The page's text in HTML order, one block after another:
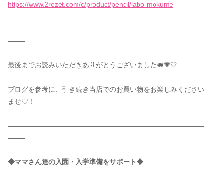
https://www.2rezet.com/c/product/pencil/labo-mokume
—————————————————————————————
——–
最後までお読みいただきありがとうございました🐖💗🤍
ブログを参考に、引き続き当店でのお買い物をお楽しみください
ませ♡！
—————————————————————————————
——–
◆ママさん達の入園・入学準備をサポート◆